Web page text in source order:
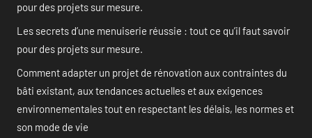
pour des projets sur mesure.
Les secrets d’une menuiserie réussie : tout ce qu’il faut savoir
pour des projets sur mesure.
Comment adapter un projet de rénovation aux contraintes du
bâti existant, aux tendances actuelles et aux exigences
environnementales tout en respectant les délais, les normes et
son mode de vie